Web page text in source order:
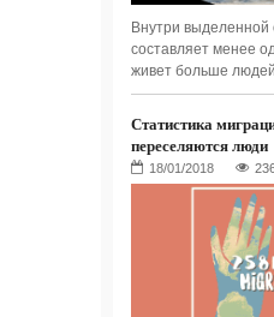
Внутри выделенной
составляет менее
живет больше
Статистика
переселяются люди